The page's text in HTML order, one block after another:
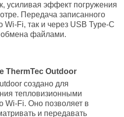
усиливая эффект погружения
Передача записанного
Wi-Fi, так и через USB Type-C
обмена файлами.
ThermTec Outdoor
создано для
тепловизионными
Wi-Fi. Оно позволяет в
и передавать